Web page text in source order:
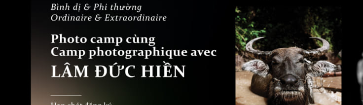
CHƯƠNG TRÌNH CHIẾU PHIM
PHÁP
SÁCH VÀ THƯ TỊCH
NGHỆ SỸ LƯU TRÚ
HỌC TIẾNG PHÁP NGAY TẠI
PHÁP
DỊCH TIẾNG PHÁP
HỢP TÁC TIẾNG PHÁP